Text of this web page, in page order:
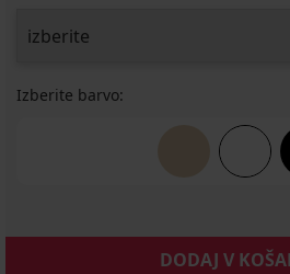
Izberite barvo:
DODAJ V